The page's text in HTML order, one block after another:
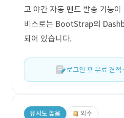
고 야간 자동 멘트 발송 기능이
비스로는 BootStrap의
되어 있습니다.
로그인 후 무료 견적
유사도 높음 외주